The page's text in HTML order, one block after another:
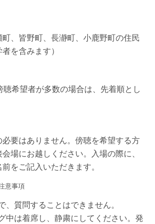
、皆野町、長瀞町、小鹿野町の住民
者を含みます）
聴希望者が多数の場合は、先着順とし
要はありません。傍聴を希望する方
場にお越しください。入場の際に、
をご記入いただきます。
意事項
、質問することはできません。
中は着席し、静粛にしてください。発